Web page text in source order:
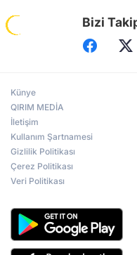
Bizi
Künye
QIRIM MEDİA
İletişim
Kullanım Şartnamesi
Gizlilik Politikası
Çerez Politikası
Veri Politikası